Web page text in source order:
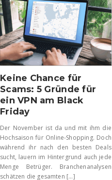
Keine Chance für
Scams: 5 Gründe für
ein VPN am Black
Friday
Der November ist da und mit ihm die
Hochsaison für Online-Shopping. Doch
während ihr nach den besten Deals
sucht, lauern im Hintergrund auch jede
Menge Betrüger. Branchenanalysen
schätzen die gesamten [...]